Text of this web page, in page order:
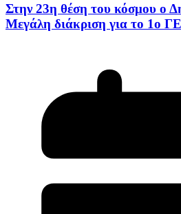
Στην 23η θέση του κόσμου ο
Μεγάλη διάκριση για το 1ο